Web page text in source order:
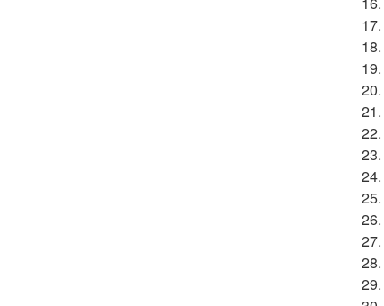
17.
18.
19.
20.
21.
22.
23.
24.
25.
26.
27.
28.
29.